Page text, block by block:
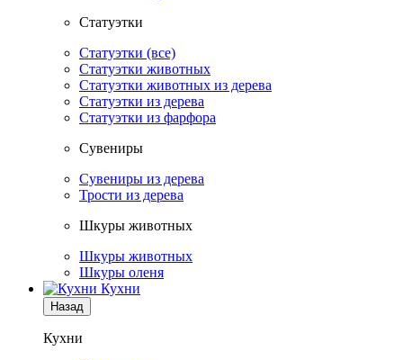
Статуэтки
Статуэтки (все)
Статуэтки животных
Статуэтки животных из дерева
Статуэтки из дерева
Статуэтки из фарфора
Сувениры
Сувениры из дерева
Трости из дерева
Шкуры животных
Шкуры животных
Шкуры оленя
Кухни
Назад
Кухни